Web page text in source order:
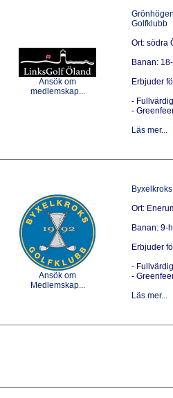
Ansök om
medlemskap...
Golfklubb
Ort: södra
Banan:
Erbjuder
-
-
Läs mer...
Ansök om
Medlemskap...
Ort:
Banan: 9-
Erbjuder
-
-
Läs mer...